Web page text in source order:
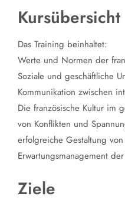
Kursübersicht
Das Training beinhaltet:
Werte und Normen der
Soziale und geschäftliche
Kommunikation zwischen
Die französische Kultur im
von Konflikten und
erfolgreiche Gestaltung von
Erwartungsmanagement
Ziele